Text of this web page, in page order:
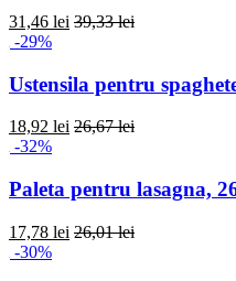
31,46 lei 39,33 lei
-29%
Ustensila pentru
18,92 lei 26,67 lei
-32%
Paleta pentru lasagna,
17,78 lei 26,01 lei
-30%